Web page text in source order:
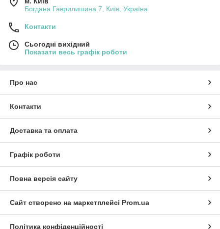
Богдана Гаврилишина 7, Київ, Україна
Контакти
Сьогодні вихідний
Показати весь графік роботи
Про нас
Контакти
Доставка та оплата
Графік роботи
Повна версія сайту
Сайт створено на маркетплейсі Prom.ua
Політика конфіденційності